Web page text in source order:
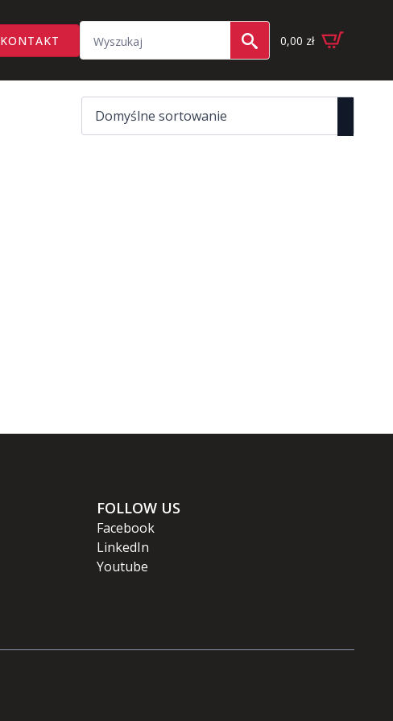
KONTAKT
for:
0,00 zł
FOLLOW US
Facebook
LinkedIn
Youtube